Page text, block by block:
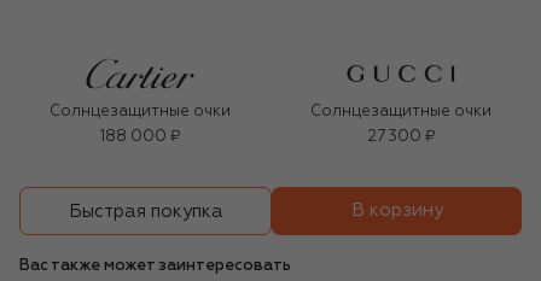
Солнцезащитные очки
188 000 ₽
Солнцезащитные очки
27 300 ₽
Быстрая покупка В корзину
Вас также может заинтересовать